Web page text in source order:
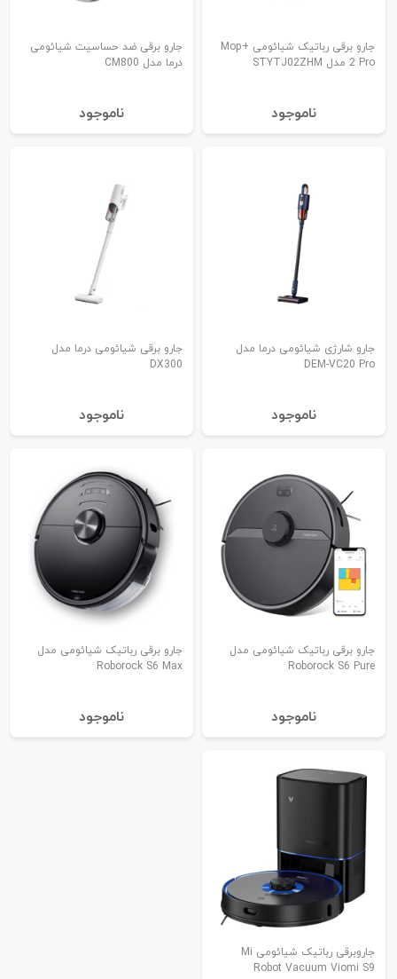
جارو برقی رباتیک شیائومی +Mop
2 Pro مدل STYTJ02ZHM
نا‌موجود
جارو برقی ضد حساسیت شیائومی
درما مدل CM800
نا‌موجود
جارو شارژی شیائومی درما مدل
DEM-VC20 Pro
نا‌موجود
جارو برقی شیائومی درما مدل
DX300
نا‌موجود
جارو برقی رباتیک شیائومی مدل
Roborock S6 Pure
نا‌موجود
جارو برقی رباتیک شیائومی مدل
Roborock S6 Max
نا‌موجود
جاروبرقی رباتیک شیائومی Mi
Robot Vacuum Viomi S9